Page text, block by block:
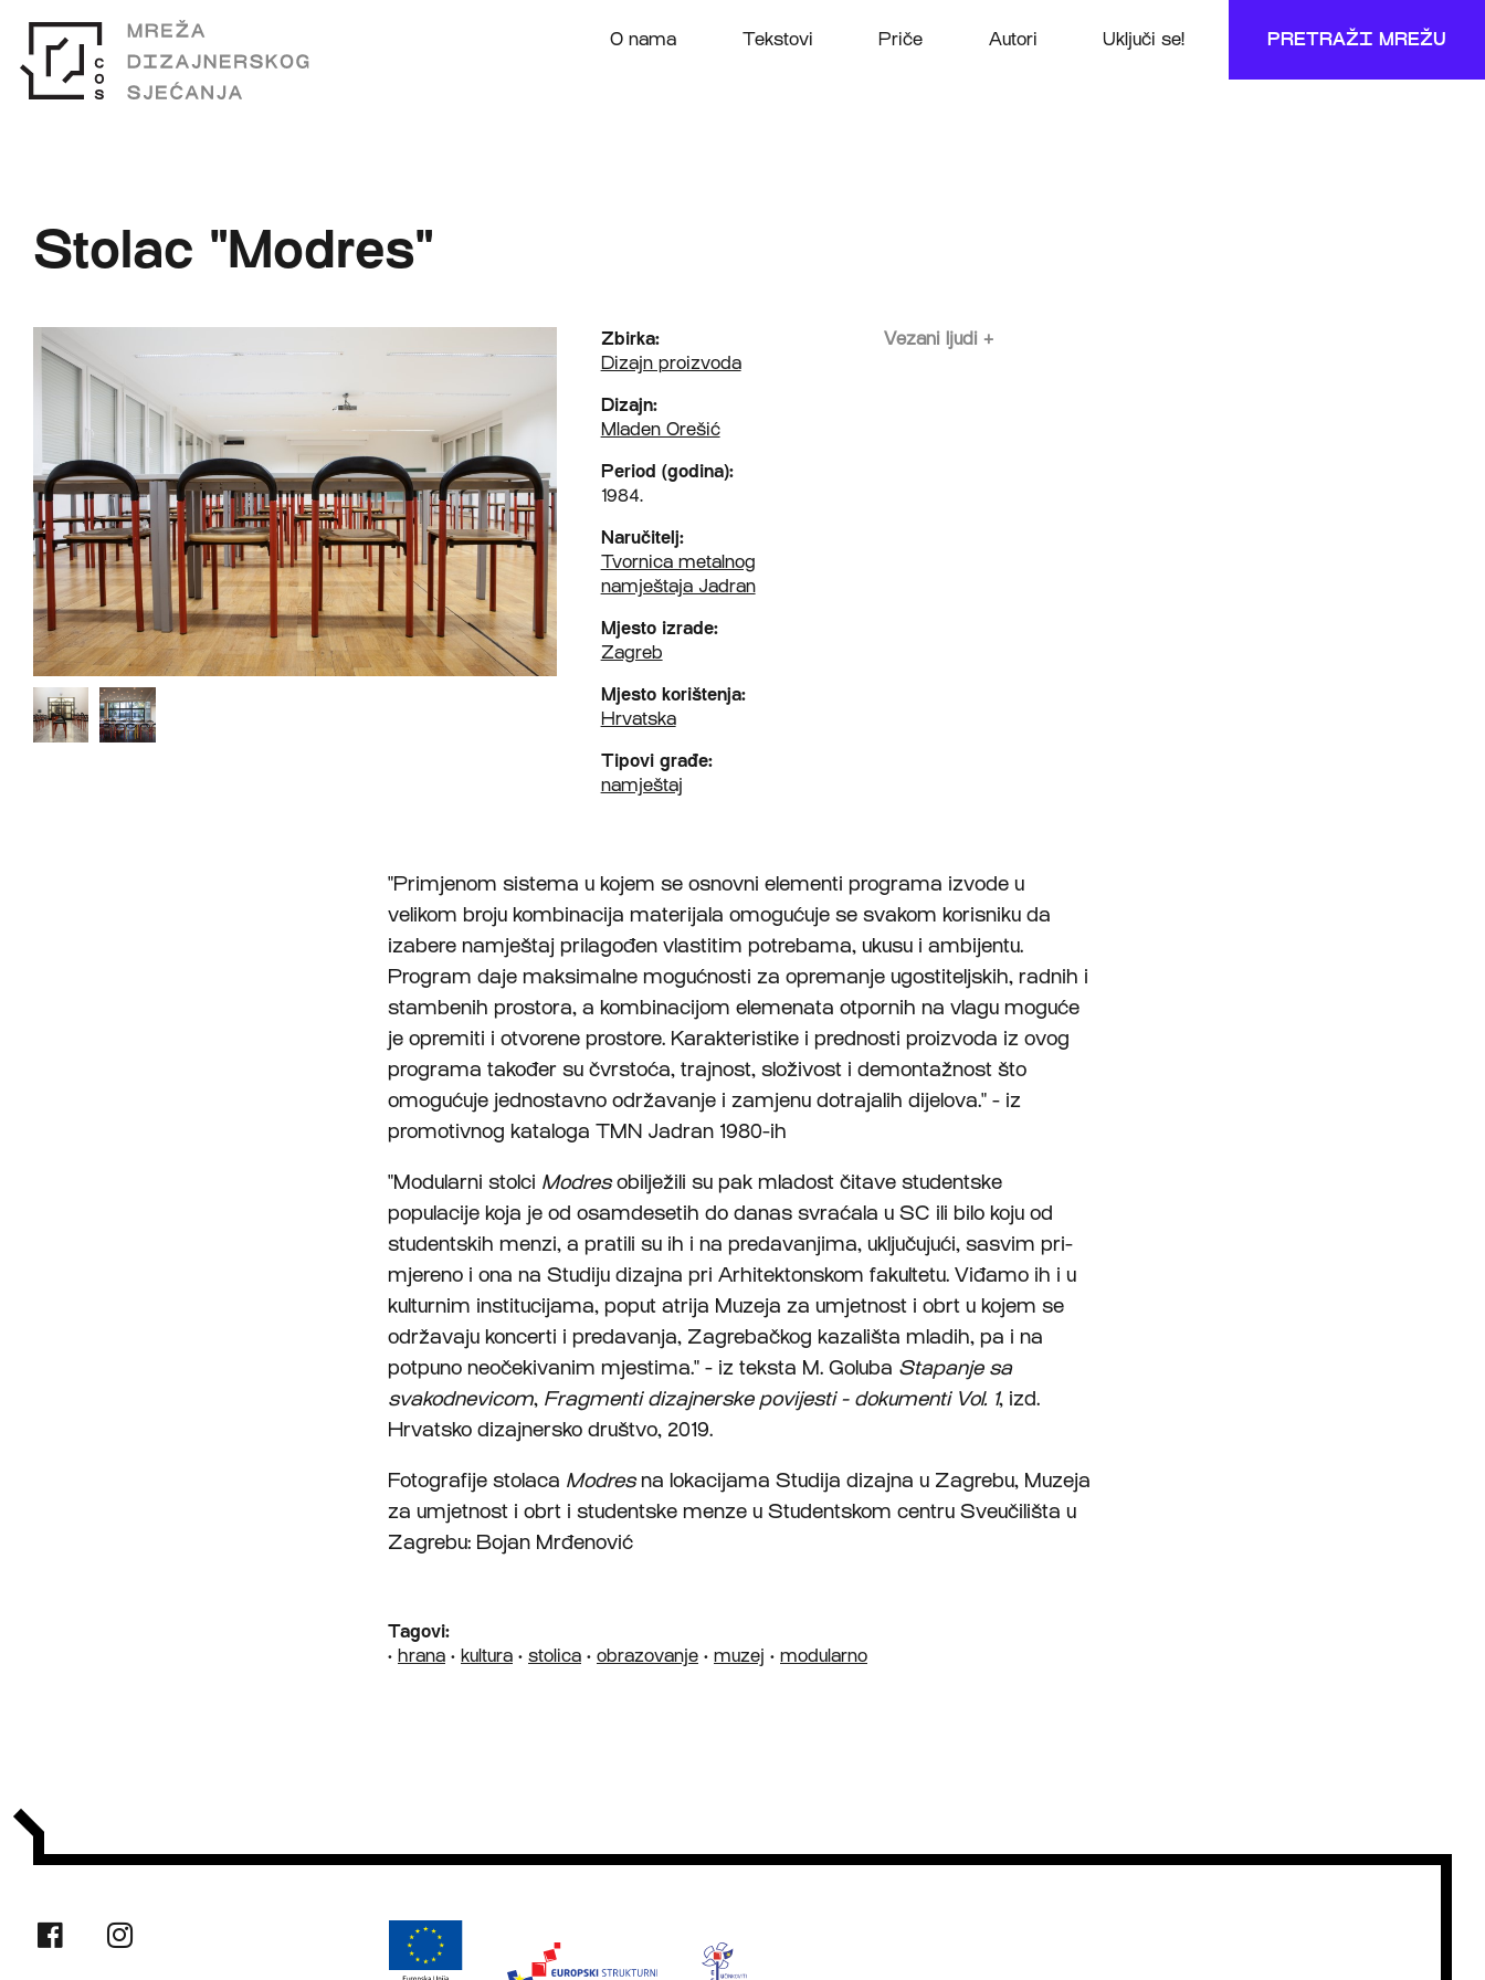
O nama Tekstovi Priče Autori Uključi se! PRETRAŽI MREŽU
Stolac "Modres"
Zbirka:
Dizajn proizvoda
Dizajn:
Mladen Orešić
Period (godina):
1984.
Naručitelj:
Tvornica metalnog
namještaja Jadran
Mjesto izrade:
Zagreb
Mjesto korištenja:
Hrvatska
Tipovi građe:
namještaj
Vezani ljudi+
"Primjenom sistema u kojem se osnovni elementi programa izvode u
velikom broju kombinacija materijala omogu­ćuje se svakom korisniku da
izabere namještaj prilagođen vlastitim potre­bama, ukusu i ambijentu.
Program daje maksimalne mogućnosti za oprema­nje ugostiteljskih, radnih i
stambenih prostora, a kombinacijom elemenata otpornih na vlagu moguće
je opremiti i otvorene prostore. Karakteristike i prednosti proizvoda iz ovog
programa također su čvrstoća, trajnost, složivost i demontažnost što
omogućuje jedno­stavno održavanje i zamjenu dotrajalih dijelova." - iz
promotivnog kataloga TMN Jadran 1980-ih
"Modularni stolci Modresobilježili su pak mladost čitave student­ske
populacije koja je od osamdesetih do danas svraćala u SC ili bilo koju od
studentskih menzi, a pratili su ih i na predavanjima, uključujući, sasvim pri­
mjereno i ona na Studiju dizajna pri Arhitektonskom fakultetu. Viđamo ih i u
kulturnim institucijama, poput atrija Muzeja za umjetnost i obrt u ko­jem se
održavaju koncerti i predavanja, Zagrebačkog kazališta mladih, pa i na
potpuno neočekivanim mjestima." - iz teksta M. Goluba Stapanje sa
svakodnevicom, Fragmenti dizajnerske povijesti - dokumenti Vol. 1, izd.
Hrvatsko dizajnersko društvo, 2019.
Fotografije stolaca Modresna lokacijama Studija dizajna u Zagrebu, Muzeja
za umjetnost i obrt i studentske menze u Studentskom centru Sveučilišta u
Zagrebu: Bojan Mrđenović
Tagovi:
• hrana • kultura • stolica • obrazovanje • muzej • modularno